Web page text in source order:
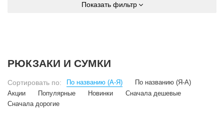
Показать фильтр
РЮКЗАКИ И СУМКИ
Сортировать по: По названию (А-Я)
По названию (Я-А)
Акции
Популярные Новинки
Сначала дешевые
Сначала дорогие